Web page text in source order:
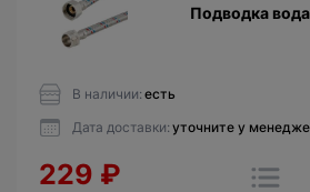
Подводка
В наличии: есть
Дата доставки: уточните у
229 ₽